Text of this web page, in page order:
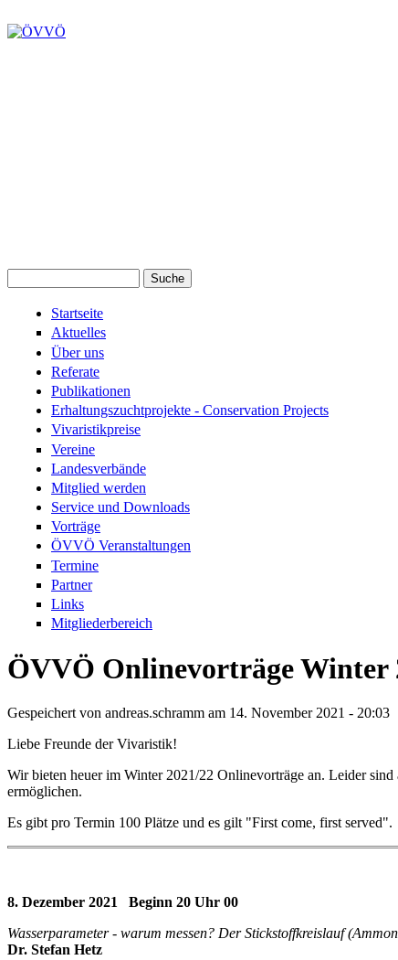
Startseite
Aktuelles
Über uns
Referate
Publikationen
Erhaltungszuchtprojekte - Conservation Projects
Vivaristikpreise
Vereine
Landesverbände
Mitglied werden
Service und Downloads
Vorträge
ÖVVÖ Veranstaltungen
Termine
Partner
Links
Mitgliederbereich
ÖVVÖ Onlinevorträge Winter
Gespeichert von andreas.schramm am 14. November 2021 - 20:03
Liebe Freunde der Vivaristik!
Wir bieten heuer im Winter 2021/22 Onlinevorträge an. Leider
ermöglichen.
Es gibt pro Termin 100 Plätze und es gilt "First come, first served".
8. Dezember 2021 Beginn 20 Uhr 00
Wasserparameter - warum messen? Der Stickstoffkreislauf
Dr. Stefan Hetz